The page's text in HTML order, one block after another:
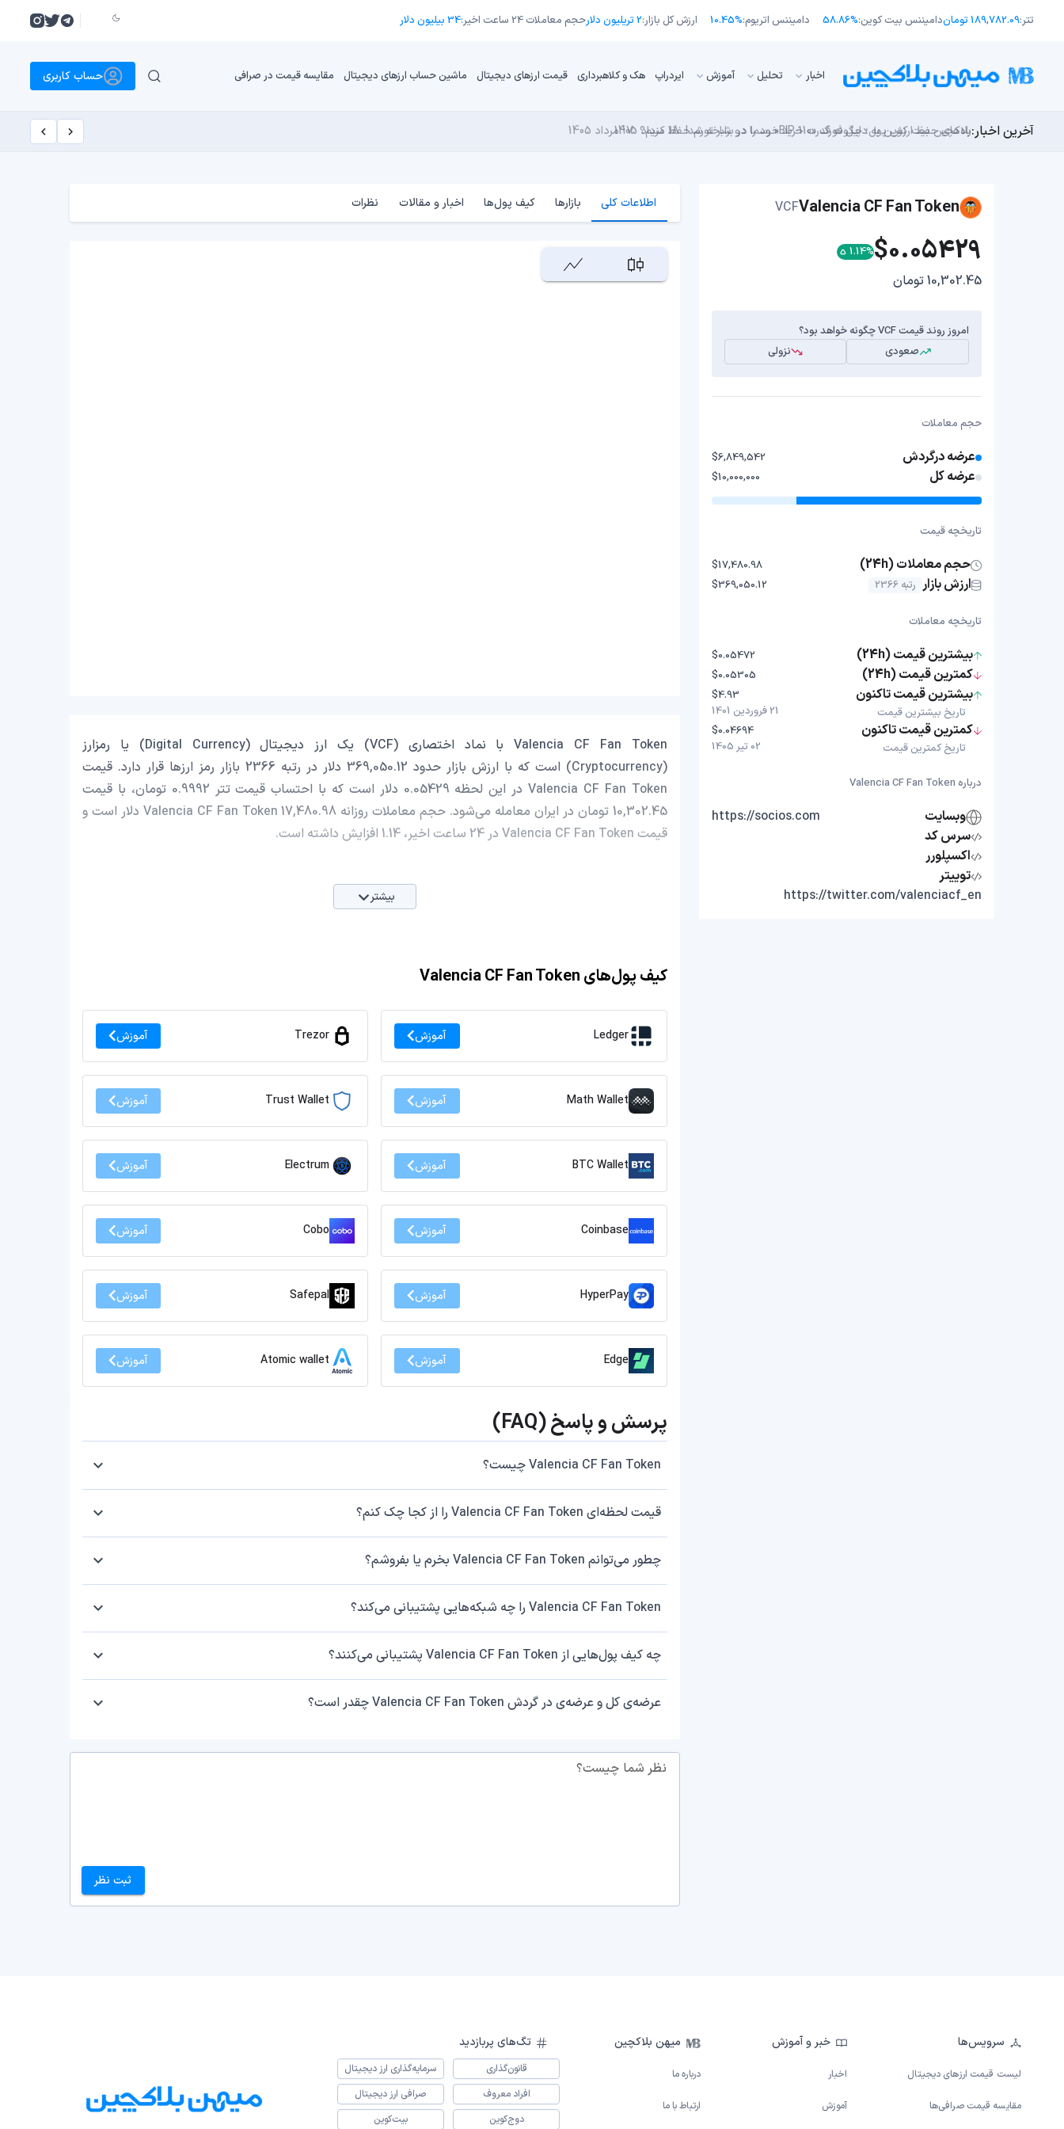
تتر:189,782.09 تومان دامیننس بیت کوین:58.86% دامیننس اتریوم:10.45% ارزش کل بازار:2 تریلیون دلار حجم معاملات 24 ساعت اخیر: 34 بیلیون دلار
اﺧﺒﺎر تحلیل آموزش ایردراپ هک و کلاهبرداری قیمت ارزهای دیجیتال ماشین حساب ارزهای دیجیتال مقایسه قیمت در صرافی حساب کاربری
آخرین اخبار:بلاکچین بیت کوین به دلیل فورک «BIP-110» رسما دو شاخه شد! 18 مرداد 1405
راه‌های حفظ ارزش پول؛ چگونه قدرت خرید خود را در برابر تورم حفظ کنیم؟ 17 مرداد 1405 طرح جدید EIP-8363: آیا کاهش پاداش استیکینگ به ضرر اتریوم تمام می‌شود؟ 17 مرداد 1405
چرا هوش مصنوعی اکنون در کوتاه‌مدت تهدیدی فوری‌تر از کامپیوترهای کوانتومی برای بیت‌کوین است؟
مایکل ترپین: متاسفم، بیت‌کوین به سمت ۴۳,۵۰۰ دلار در حال سقوط است 16 مرداد 1405
Valencia CF Fan Token
VCF
$0.05429
1.14%
10,302.45 تومان
امروز روند قیمت VCF چگونه خواهد بود؟
صعودی
نزولی
حجم معاملات
عرضه درگردش $6,849,542
عرضه کل $10,000,000
تاریخچه قیمت
حجم معاملات (24h) $17,480.98
ارزش بازار رتبه 2366 $369,050.12
تاریخچه معاملات
بیشترین قیمت (24h) $0.05472
کمترین قیمت (24h) $0.05305
بیشترین قیمت تاکنون
تاریخ بیشترین قیمت
$4.93
21 فروردین 1401
کمترین قیمت تاکنون
تاریخ کمترین قیمت
$0.04694
02 تیر 1405
درباره Valencia CF Fan Token
وبسایت
https://socios.com
سرس کد
اکسپلورر
توییتر
https://twitter.com/valenciacf_en
اطلاعات کلی بازارها کیف پول‌ها اخبار و مقالات نظرات
Valencia CF Fan Token با نماد اختصاری (VCF) یک ارز دیجیتال (Digital Currency) یا رمزارز
(Cryptocurrency) است که با ارزش بازار حدود 369,050.12 دلار در رتبه 2366 بازار رمز ارزها قرار دارد. قیمت
Valencia CF Fan Token در این لحظه 0.05429 دلار است که با احتساب قیمت تتر 0.9992 تومان، با قیمت
10,302.45 تومان در ایران معامله می‌شود. حجم معاملات روزانه Valencia CF Fan Token 17,480.98 دلار است و
قیمت Valencia CF Fan Token در 24 ساعت اخیر، 1.14 افزایش داشته است.
بیشتر
کیف پول‌های Valencia CF Fan Token
Ledger آموزش Trezor آموزش
Math Wallet آموزش Trust Wallet آموزش
BTC Wallet آموزش Electrum آموزش
Coinbase آموزش Cobo آموزش
HyperPay آموزش Safepal آموزش
Edge آموزش Atomic wallet آموزش
پرسش و پاسخ (FAQ)
Valencia CF Fan Token چیست؟
قیمت لحظه‌ای Valencia CF Fan Token را از کجا چک کنم؟
چطور می‌توانم Valencia CF Fan Token بخرم یا بفروشم؟
Valencia CF Fan Token را چه شبکه‌هایی پشتیبانی می‌کند؟
چه کیف پول‌هایی از Valencia CF Fan Token پشتیبانی می‌کنند؟
عرضه‌ی کل و عرضه‌ی در گردش Valencia CF Fan Token چقدر است؟
نظر شما چیست؟
ثبت نظر
سرویس‌ها
لیست قیمت ارزهای دیجیتال
مقایسه قیمت صرافی‌ها
خبر و آموزش
اخبار
آموزش
میهن بلاکچین
درباره ما
ارتباط با ما
تگ‌های پربازدید
قانون‌گذاری
سرمایه‌گذاری ارز دیجیتال
افراد معروف
صرافی ارز دیجیتال
دوج‌کوین
بیت‌کوین